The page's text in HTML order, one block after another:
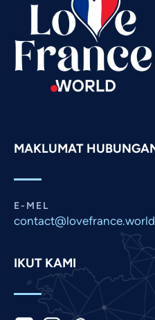
MAKLUMAT
E-MEL
contact@lovefrance.world
IKUT KAMI